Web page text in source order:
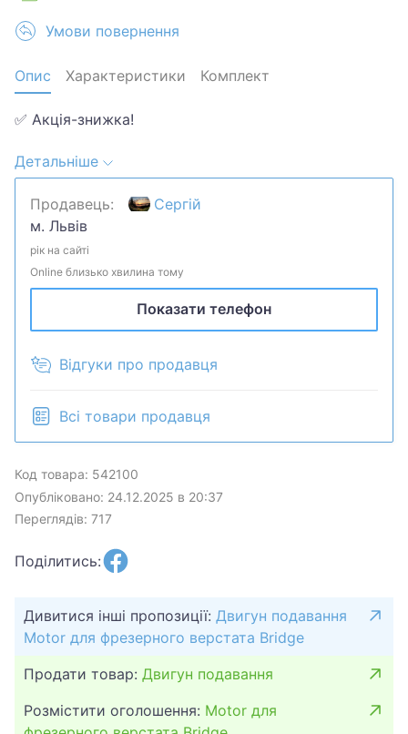
Умови повернення
Опис Характеристики Комплект
✅ Акція-знижка!
✅ Двигун подавання для фрезерного столу з віссю
2,8AX, напруга 220 В, зусилля подавання 135
фунтів, для фрезерного верстата Bridgeport.
* Характеристики та опис:
* Стан: Новий.
присутній.
* Двигун подавання для фрезерного столу 2,8AX
220 В — стабільна та точна автоматизація
подавання для верстатів Bridgeport.
2,8AX призначений для автоматизації
поздовжнього та поперечного подавання на
Bridgeport і сумісними моделями.
* Пристрій забезпечує стабільне, рівномірне
переміщення робочого стола, підвищуючи точність
оброблення та знижуючи навантаження на
Детальніше
Продавець:
Сергій
м. Львів
рік на сайті
Online близько хвилина тому
Показати телефон
Відгуки про продавця
Всі товари продавця
Код товара: 542100
Опубліковано: 24.12.2025 в 20:37
Переглядів: 717
Поділитись:
Дивитися інші пропозиції: Двигун подавання
Motor для фрезерного верстата Bridge
Продати товар: Двигун подавання
Розмістити оголошення: Motor для